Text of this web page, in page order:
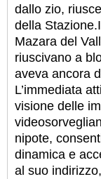
dallo zio,
della Stazione.
Mazara del
riuscivano a
aveva ancora
L’immediata
visione delle
nipote,
dinamica e
al suo